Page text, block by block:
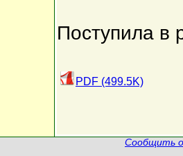
Поступила в
PDF (499.5K)
Сообщить о